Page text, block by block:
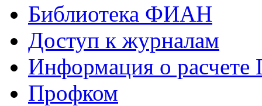
Библиотека ФИАН
Доступ к журналам
Информация о
Профком